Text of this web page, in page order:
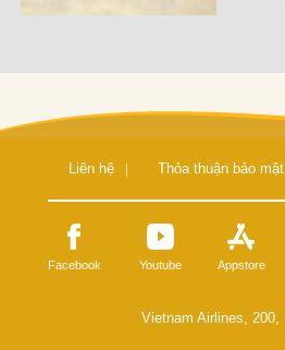
Liên hệ | Thỏa thuận bảo mật
Facebook Youtube Appstore
Vietnam Airlines,